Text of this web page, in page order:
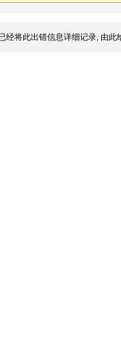
经将此出错信息详细记录, 由此